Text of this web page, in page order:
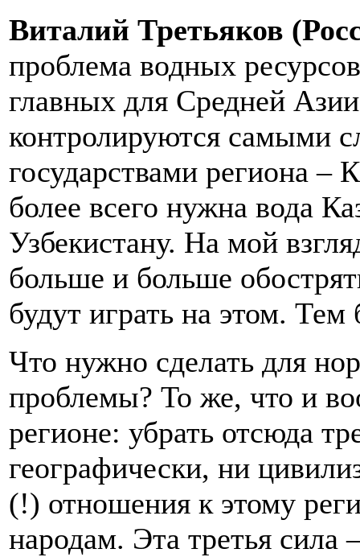
Виталий Третьяков
проблема водных
главных для Средней
контролируются самыми
государствами региона
более всего нужна вода
Узбекистану. На мой
больше и больше
будут играть на этом. Тем
Что нужно сделать для
проблемы? То же, что и
регионе: убрать отсюда
географически, ни
(!) отношения к этому
народам. Эта третья